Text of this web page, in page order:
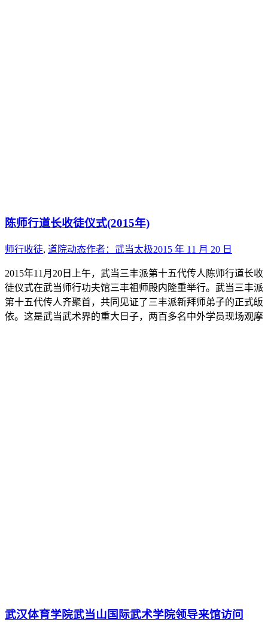
陈师行道长收徒仪式(2015年)
师行收徒, 道院动态作者： 武当太极2015 年 11 月 20 日
2015年11月20日上午，武当三丰派第十五代传人陈师行道长收
徒仪式在武当师行功夫馆三丰祖师殿内隆重举行。武当三丰派
第十五代传人齐聚首，共同见证了三丰派新拜师弟子的正式皈
依。这是武当武术界的重大日子，两百多名中外学员现场观摩
武汉体育学院武当山国际武术学院领导来馆访问